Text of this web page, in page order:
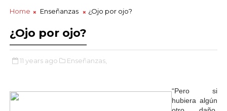
Home Enseñanzas ¿Ojo por ojo?
¿Ojo por ojo?
11 years ago Enseñanzas,
“Pero si
hubiera algún